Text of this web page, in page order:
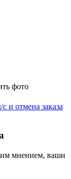
фото
и отмена заказа
мнением, ваши